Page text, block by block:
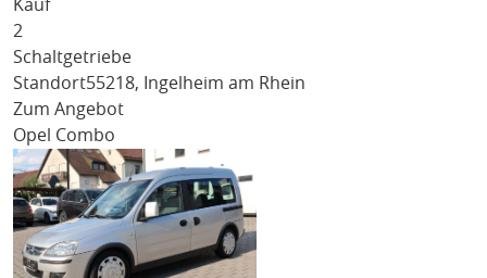
Kauf
2
Schaltgetriebe
Standort55218, Ingelheim am Rhein
Zum Angebot
Opel Combo